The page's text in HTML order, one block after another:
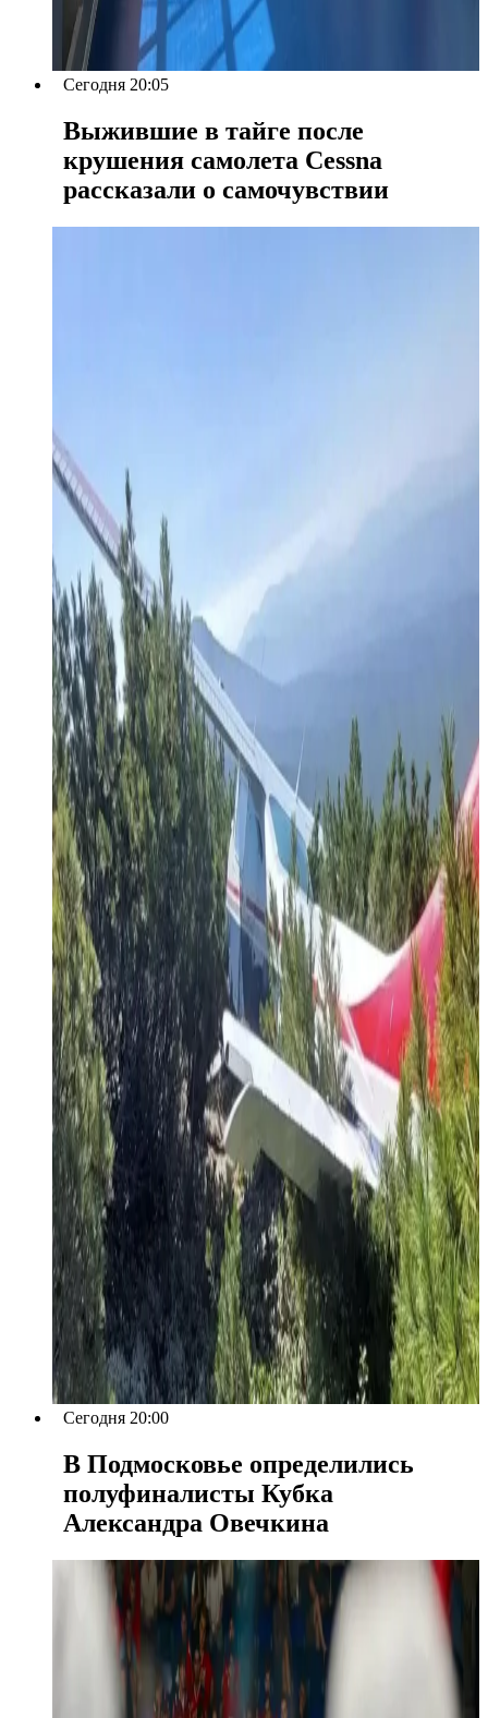
Сегодня 20:05
Выжившие в тайге после
крушения самолета Cessna
рассказали о самочувствии
Сегодня 20:00
В Подмосковье определились
полуфиналисты Кубка
Александра Овечкина